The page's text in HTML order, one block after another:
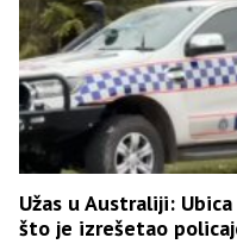
Užas u Australiji:
što je izrešetao